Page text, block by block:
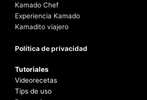
Kamado Chef
Experiencia Kamado
Kamadito viajero
Política de privacidad
Tutoriales
Videorecetas
Tips de uso